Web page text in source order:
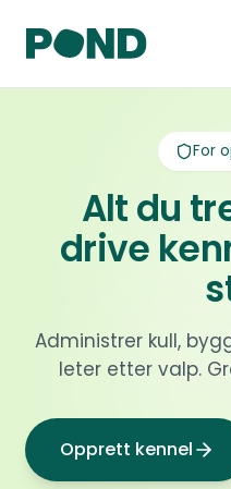
For
Alt du
drive
Administrer kull,
leter etter valp.
Opprett kennel